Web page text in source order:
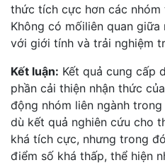
thức tích cực hơn các
Không có mốiliên quan
với giới tính và trải nghiệm
Kết luận: Kết quả cung cấp
phần cải thiện nhận thức
động nhóm liên ngành
dù kết quả nghiên cứu cho
khá tích cực, nhưng trong
điểm số khá thấp, thể hiện